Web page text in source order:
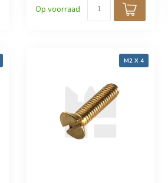
✓ Geperste messing
schroeven
Op voorraad
M2 X 4